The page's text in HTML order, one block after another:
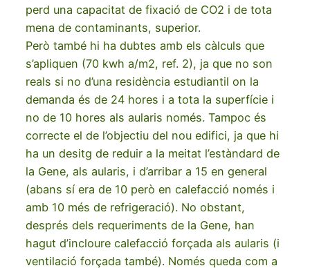
perd una capacitat de fixació de CO2 i de tota
mena de contaminants, superior.
Però també hi ha dubtes amb els càlculs que
s’apliquen (70 kwh a/m2, ref. 2), ja que no son
reals si no d’una residència estudiantil on la
demanda és de 24 hores i a tota la superfície i
no de 10 hores als aularis només. Tampoc és
correcte el de l’objectiu del nou edifici, ja que hi
ha un desitg de reduir a la meitat l’estàndard de
la Gene, als aularis, i d’arribar a 15 en general
(abans sí era de 10 però en calefacció només i
amb 10 més de refrigeració). No obstant,
després dels requeriments de la Gene, han
hagut d’incloure calefacció forçada als aularis (i
ventilació forçada també). Només queda com a